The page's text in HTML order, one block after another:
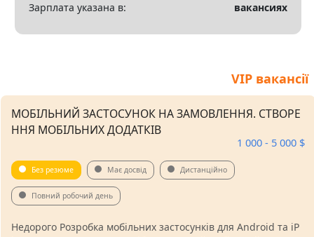
Зарплата указана в:
вакансиях
VIP вакансії
МОБІЛЬНИЙ ЗАСТОСУНОК НА ЗАМОВЛЕННЯ. СТВОРЕ
ННЯ МОБІЛЬНИХ ДОДАТКІВ
1 000 - 5 000 $
Без резюме Має досвід Дистанційно
Повний робочий день
Недорого Розробка мобільних застосунків для Android та iP